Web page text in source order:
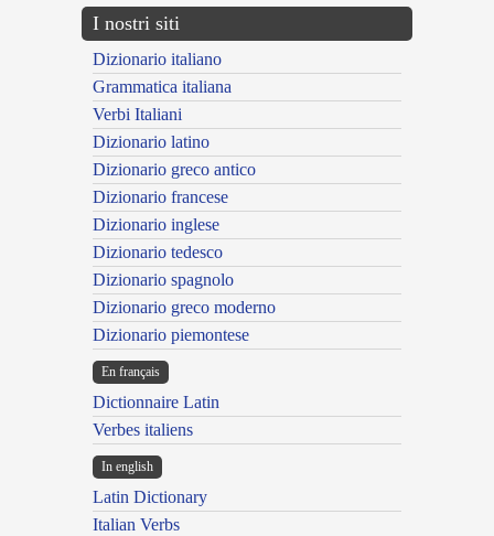
I nostri siti
Dizionario italiano
Grammatica italiana
Verbi Italiani
Dizionario latino
Dizionario greco antico
Dizionario francese
Dizionario inglese
Dizionario tedesco
Dizionario spagnolo
Dizionario greco moderno
Dizionario piemontese
En français
Dictionnaire Latin
Verbes italiens
In english
Latin Dictionary
Italian Verbs